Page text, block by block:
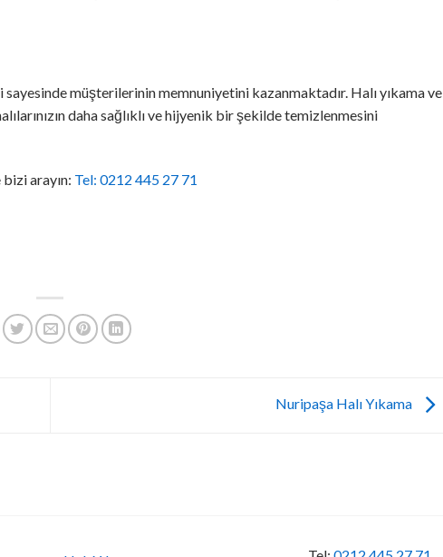
müşterilerinin memnuniyetini kazanmaktadır. Halı yıkama ve
daha sağlıklı ve hijyenik bir şekilde temizlenmesini
arayın: Tel: 0212 445 27 71
Nuripaşa Halı Yıkama